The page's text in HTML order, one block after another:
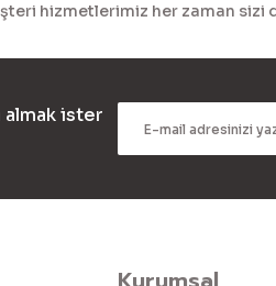
hizmetlerimiz her zaman sizi
almak ister